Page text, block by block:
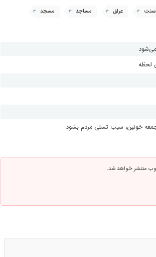
سنت عراق مساجد مسجد
لحظه
جمعه خونین، سبب تسلی مردم بشود
وب منتشر خواهد شد.